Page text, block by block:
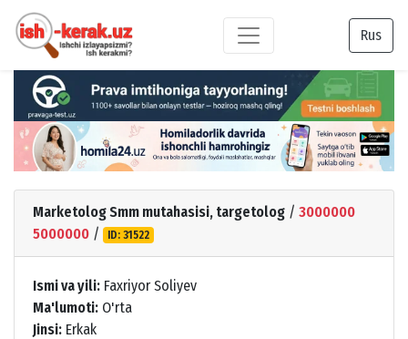
Rus
Marketolog Smm mutahasisi, targetolog / 3000000
5000000 / ID: 31522
Ismi va yili: Faxriyor Soliyev
Ma'lumoti: O'rta
Jinsi: Erkak